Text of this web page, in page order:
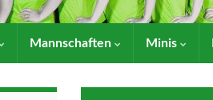
Mannschaften Minis